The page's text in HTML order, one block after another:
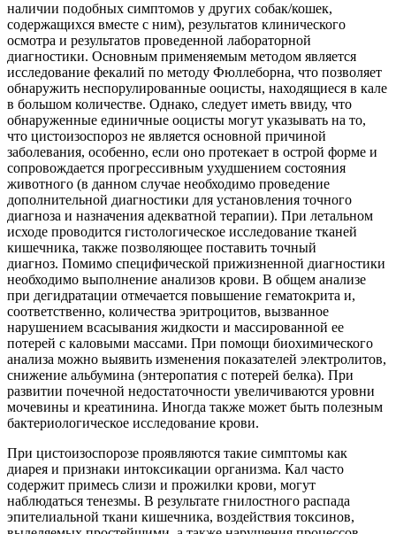
наличии подобных симптомов у других собак/кошек,
содержащихся вместе с ним), результатов клинического
осмотра и результатов проведенной лабораторной
диагностики. Основным применяемым методом является
исследование фекалий по методу Фюллеборна, что позволяет
обнаружить неспорулированные ооцисты, находящиеся в кале
в большом количестве. Однако, следует иметь ввиду, что
обнаруженные единичные ооцисты могут указывать на то,
что цистоизоспороз не является основной причиной
заболевания, особенно, если оно протекает в острой форме и
сопровождается прогрессивным ухудшением состояния
животного (в данном случае необходимо проведение
дополнительной диагностики для установления точного
диагноза и назначения адекватной терапии). При летальном
исходе проводится гистологическое исследование тканей
кишечника, также позволяющее поставить точный
диагноз. Помимо специфической прижизненной диагностики
необходимо выполнение анализов крови. В общем анализе
при дегидратации отмечается повышение гематокрита и,
соответственно, количества эритроцитов, вызванное
нарушением всасывания жидкости и массированной ее
потерей с каловыми массами. При помощи биохимического
анализа можно выявить изменения показателей электролитов,
снижение альбумина (энтеропатия с потерей белка). При
развитии почечной недостаточности увеличиваются уровни
мочевины и креатинина. Иногда также может быть полезным
бактериологическое исследование крови.
При цистоизоспорозе проявляются такие симптомы как
диарея и признаки интоксикации организма. Кал часто
содержит примесь слизи и прожилки крови, могут
наблюдаться тенезмы. В результате гнилостного распада
эпителиальной ткани кишечника, воздействия токсинов,